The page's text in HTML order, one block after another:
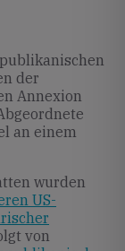
der
Annexion
an einem
wurden
US-
von